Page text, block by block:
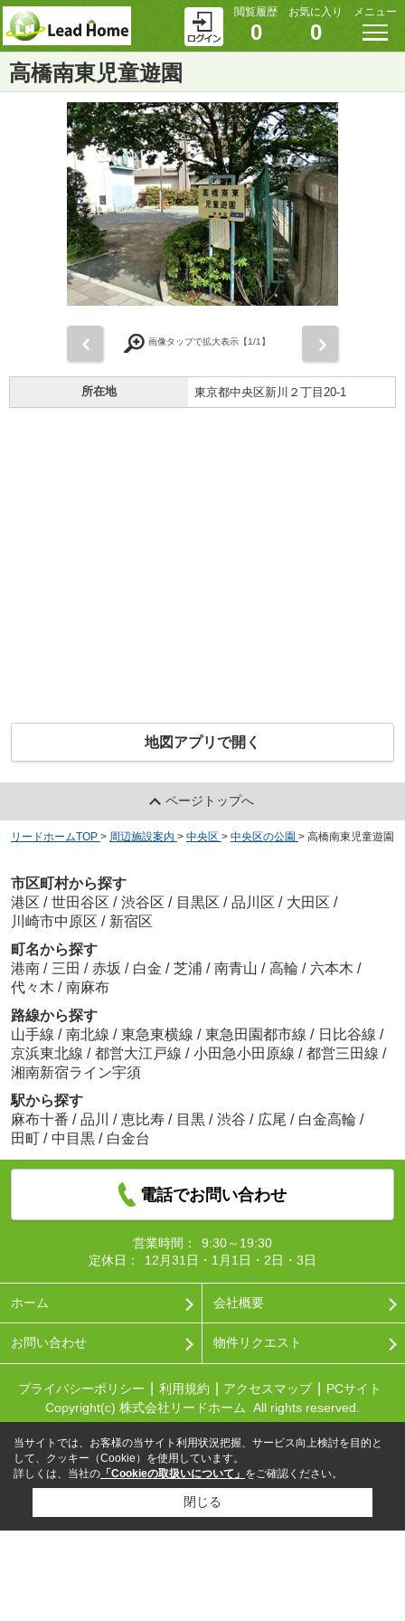
閲覧履歴
0
お気に入り
0
メニュー
高橋南東児童遊園
画像タップで拡大表示【1/1】
所在地 東京都中央区新川２丁目20-1
地図アプリで開く
ページトップへ
リードホームTOP > 周辺施設案内 > 中央区 > 中央区の公園 > 高橋南東児童遊園
市区町村から探す
港区 / 世田谷区 / 渋谷区 / 目黒区 / 品川区 / 大田区 /
川崎市中原区 / 新宿区
町名から探す
港南 / 三田 / 赤坂 / 白金 / 芝浦 / 南青山 / 高輪 / 六本木 /
代々木 / 南麻布
路線から探す
山手線 / 南北線 / 東急東横線 / 東急田園都市線 / 日比谷線 /
京浜東北線 / 都営大江戸線 / 小田急小田原線 / 都営三田線 /
湘南新宿ライン宇須
駅から探す
麻布十番 / 品川 / 恵比寿 / 目黒 / 渋谷 / 広尾 / 白金高輪 /
田町 / 中目黒 / 白金台
電話でお問い合わせ
営業時間：
9:30～19:30
定休日：
12月31日・1月1日・2日・3日
ホーム 会社概要
お問い合わせ 物件リクエスト
プライバシーポリシー 利用規約 アクセスマップ
PCサイト
Copyright(c) 株式会社リードホーム All rights reserved.
当サイトでは、お客様の当サイト利用状況把握、サービス向上検討を目的と
して、クッキー（Cookie）を使用しています。
詳しくは、当社の 「Cookieの取扱いについて」 をご確認ください。
閉じる